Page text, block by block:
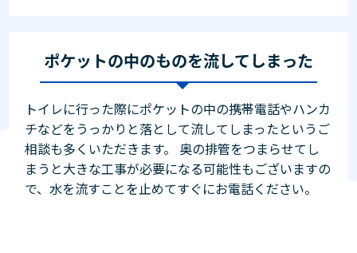
ポケットの中のものを流してしまった
トイレに行った際にポケットの中の携帯電話やハンカ
チなどをうっかりと落として流してしまったというご
相談も多くいただきます。 奥の排管をつまらせてし
まうと大きな工事が必要になる可能性もございますの
で、水を流すことを止めてすぐにお電話ください。